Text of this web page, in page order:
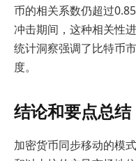
币的相关系数仍超过
冲击期间，这种相关性
统计洞察强调了比特币
度。
结论和要点总结
加密货币同步移动的模